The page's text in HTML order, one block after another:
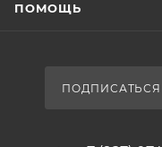
ПОМОЩЬ